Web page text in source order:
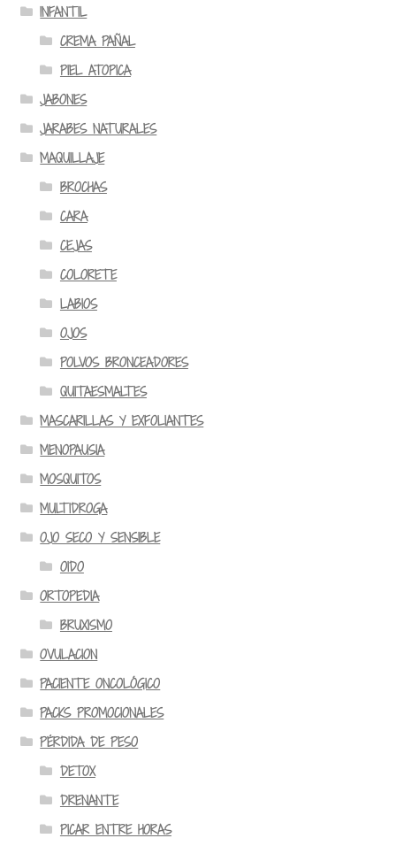
INFANTIL
CREMA PAÑAL
PIEL ATOPICA
JABONES
JARABES NATURALES
MAQUILLAJE
BROCHAS
CARA
CEJAS
COLORETE
LABIOS
OJOS
POLVOS BRONCEADORES
QUITAESMALTES
MASCARILLAS Y EXFOLIANTES
MENOPAUSIA
MOSQUITOS
MULTIDROGA
OJO SECO Y SENSIBLE
OIDO
ORTOPEDIA
BRUXISMO
OVULACION
PACIENTE ONCOLÓGICO
PACKS PROMOCIONALES
PÉRDIDA DE PESO
DETOX
DRENANTE
PICAR ENTRE HORAS